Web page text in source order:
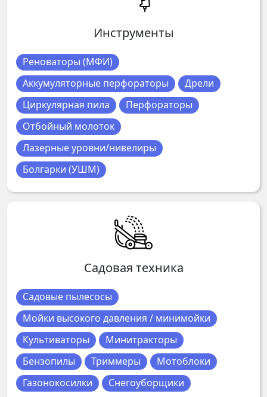
Инструменты
Реноваторы (МФИ)
Аккумуляторные перфораторы
Дрели
Циркулярная пила
Перфораторы
Отбойный молоток
Лазерные уровни/нивелиры
Болгарки (УШМ)
Садовая техника
Садовые пылесосы
Мойки высокого давления / минимойки
Культиваторы
Минитракторы
Бензопилы
Триммеры
Мотоблоки
Газонокосилки
Снегоуборщики